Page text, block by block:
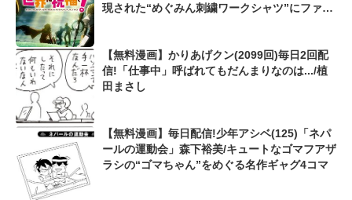
現された“めぐみん刺繍ワークシャツ”にファン
【無料漫画】かりあげクン(2099回)毎日2回配
信!「仕事中」呼ばれてもだんまりなのは.../植
田まさし
【無料漫画】毎日配信!少年アシベ(125)「ネパ
ールの運動会」森下裕美/キュートなゴマフアザ
ラシの“ゴマちゃん”をめぐる名作ギャグ4コマ